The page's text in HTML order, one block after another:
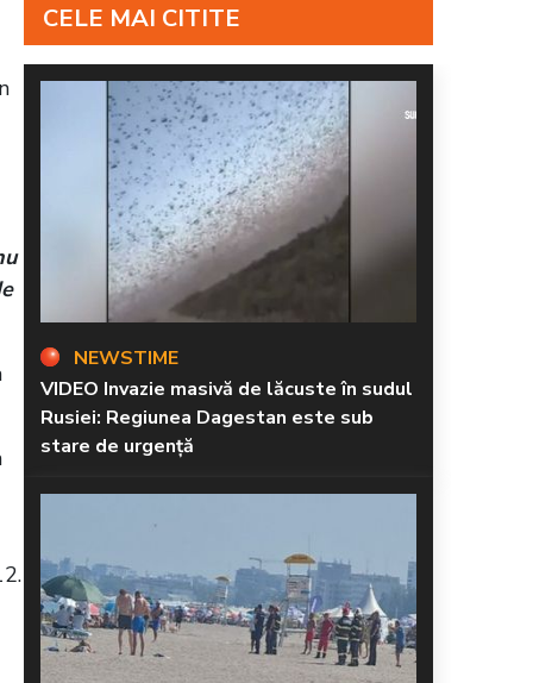
CELE MAI CITITE
NEWSTIME
VIDEO Invazie masivă de lăcuste în sudul
Rusiei: Regiunea Dagestan este sub
stare de urgență